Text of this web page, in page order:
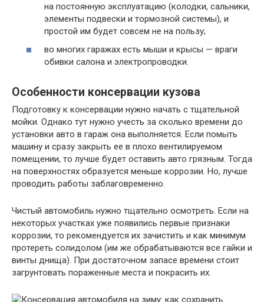
на постоянную эксплуатацию (колодки, сальники,
элементы подвески и тормозной системы), и
простой им будет совсем не на пользу;
во многих гаражах есть мыши и крысы — враги
обивки салона и электропроводки.
Особенности консервации кузова
Подготовку к консервации нужно начать с тщательной
мойки. Однако тут нужно учесть за сколько времени до
установки авто в гараж она выполняется. Если помыть
машину и сразу закрыть ее в плохо вентилируемом
помещении, то лучше будет оставить авто грязным. Тогда
на поверхностях образуется меньше коррозии. Но, лучше
проводить работы заблаговременно.
Чистый автомобиль нужно тщательно осмотреть. Если на
некоторых участках уже появились первые признаки
коррозии, то рекомендуется их зачистить и как минимум
протереть солидолом (им же обрабатываются все гайки и
винты днища). При достаточном запасе времени стоит
загрунтовать пораженные места и покрасить их.